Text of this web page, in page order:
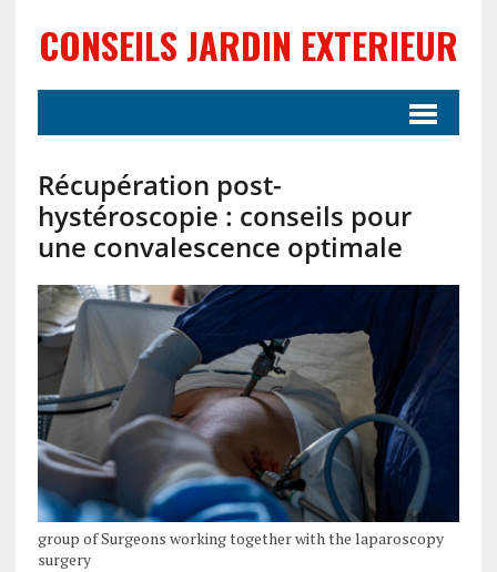
CONSEILS JARDIN EXTERIEUR
Récupération post-
hystéroscopie : conseils pour
une convalescence optimale
group of Surgeons working together with the laparoscopy
surgery